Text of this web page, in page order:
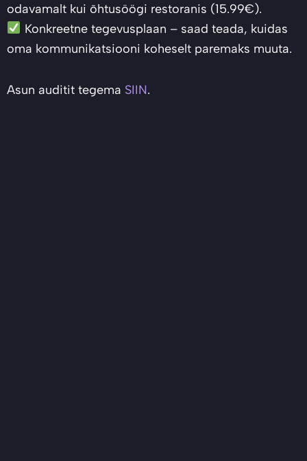
odavamalt kui õhtusöögi restoranis (15.99€).
Konkreetne tegevusplaan – saad teada, kuidas
oma kommunikatsiooni koheselt paremaks muuta.
Asun auditit tegema SIIN.